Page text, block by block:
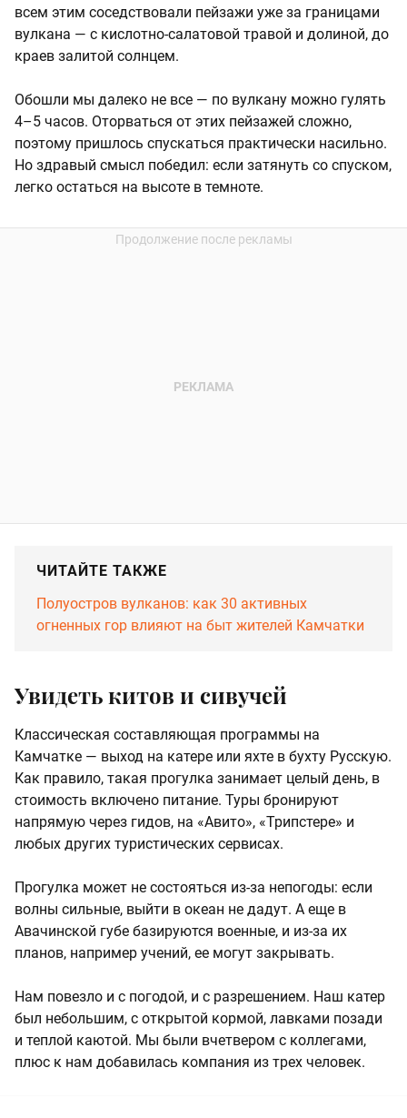
всем этим соседствовали пейзажи уже за границами
вулкана — с кислотно-салатовой травой и долиной, до
краев залитой солнцем.
Обошли мы далеко не все — по вулкану можно гулять
4–5 часов. Оторваться от этих пейзажей сложно,
поэтому пришлось спускаться практически насильно.
Но здравый смысл победил: если затянуть со спуском,
легко остаться на высоте в темноте.
ЧИТАЙТЕ ТАКЖЕ
Полуостров вулканов: как 30 активных
огненных гор влияют на быт жителей Камчатки
Увидеть китов и сивучей
Классическая составляющая программы на
Камчатке — выход на катере или яхте в бухту Русскую.
Как правило, такая прогулка занимает целый день, в
стоимость включено питание. Туры бронируют
напрямую через гидов, на «Авито», «Трипстере» и
любых других туристических сервисах.
Прогулка может не состояться из-за непогоды: если
волны сильные, выйти в океан не дадут. А еще в
Авачинской губе базируются военные, и из-за их
планов, например учений, ее могут закрывать.
Нам повезло и с погодой, и с разрешением. Наш катер
был небольшим, с открытой кормой, лавками позади
и теплой каютой. Мы были вчетвером с коллегами,
плюс к нам добавилась компания из трех человек.